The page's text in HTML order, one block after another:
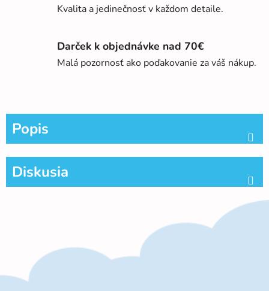
Kvalita a jedinečnosť v každom detaile.
Darček k objednávke nad 70€
Malá pozornosť ako poďakovanie za váš nákup.
Popis
Diskusia